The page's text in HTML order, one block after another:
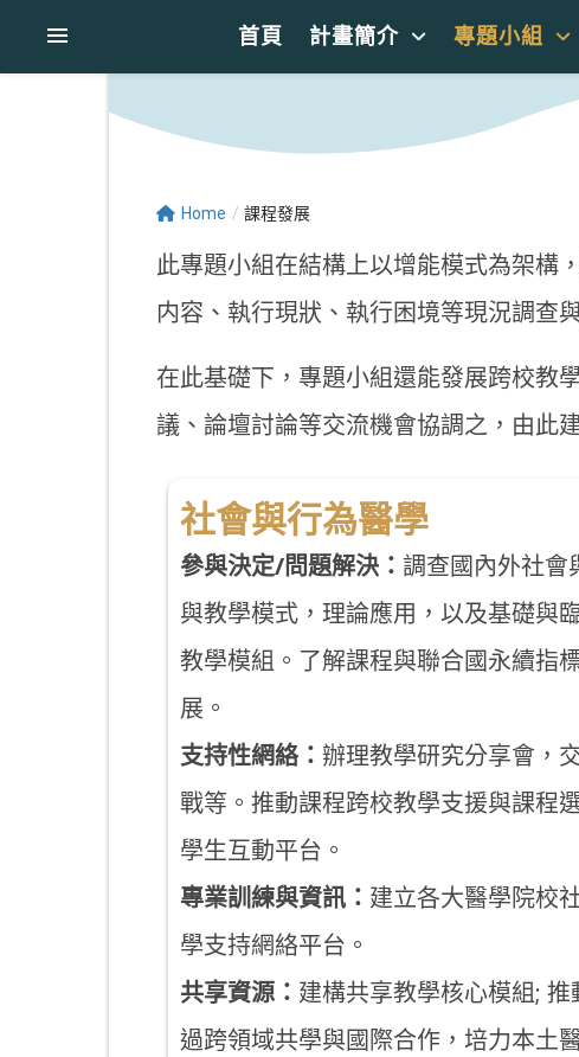
首頁 計畫簡介 專題小組
Home / 課程發展
此專題小組在結構上以增能模式為架構
内容、執行現狀、執行困境等現況調查
在此基礎下，專題小組還能發展跨校教
議、論壇討論等交流機會協調之，由此
社會與行為醫學
參與決定/問題解決： 調查國內外社會
與教學模式，理論應用，以及基礎與
教學模組。了解課程與聯合國永續指
展。
支持性網絡： 辦理教學研究分享會，
戰等。推動課程跨校教學支援與課程
學生互動平台。
專業訓練與資訊： 建立各大醫學院校
學支持網絡平台。
共享資源： 建構共享教學核心模組;
過跨領域共學與國際合作，培力本土